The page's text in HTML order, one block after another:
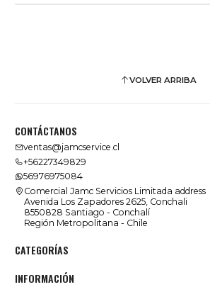
VOLVER ARRIBA
CONTÁCTANOS
ventas@jamcservice.cl
+56227349829
56976975084
Comercial Jamc Servicios Limitada address
Avenida Los Zapadores 2625, Conchali
8550828 Santiago - Conchalí
Región Metropolitana - Chile
CATEGORÍAS
INFORMACIÓN